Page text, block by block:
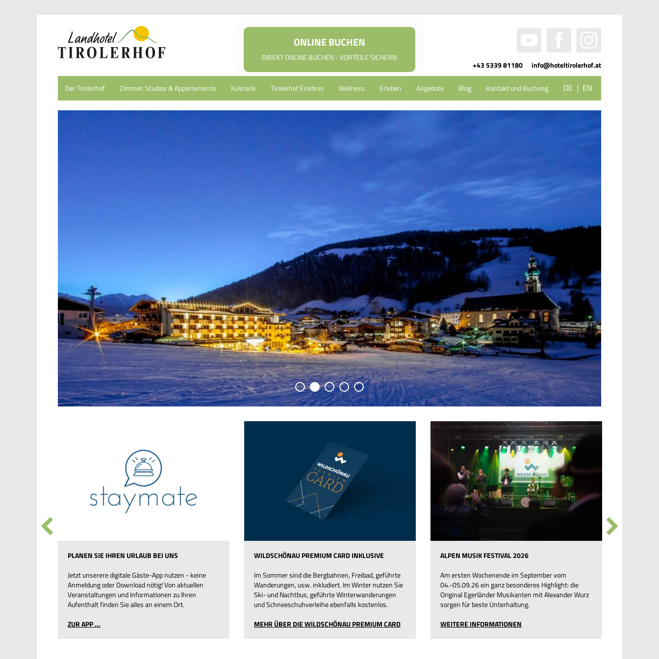
ONLINE BUCHEN
DIREKT ONLINE BUCHEN - VORTEILE SICHERN
+43 5339 81180 info@hoteltirolerhof.at
Der Tirolerhof Zimmer, Studios & Appartements Kulinarik Tirolerhof Erlebnis Wellness Erleben Angebote Blog Kontakt und Buchung DE EN
PLANEN SIE IHREN URLAUB BEI UNS
Jetzt unserere digitale Gäste-App nutzen - keine
Anmeldung oder Download nötig! Von aktuellen
Veranstaltungen und Informationen zu Ihren
Aufenthalt finden Sie alles an einem Ort.
ZUR APP ...
WILDSCHÖNAU PREMIUM CARD INKLUSIVE
Im Sommer sind die Bergbahnen, Freibad, geführte
Wanderungen, usw. inkludiert. Im Winter nutzen Sie
Ski- und Nachtbus, geführte Winterwanderungen
und Schneeschuhverleihe ebenfalls kostenlos.
MEHR ÜBER DIE WILDSCHÖNAU PREMIUM CARD
ALPEN MUSIK FESTIVAL 2026
Am ersten Wochenende im September vom
04.-05.09.26 ein ganz besonderes Highlight: die
Original Egerländer Musikanten mit Alexander Wurz
sorgen für beste Unterhaltung.
WEITERE INFORMATIONEN